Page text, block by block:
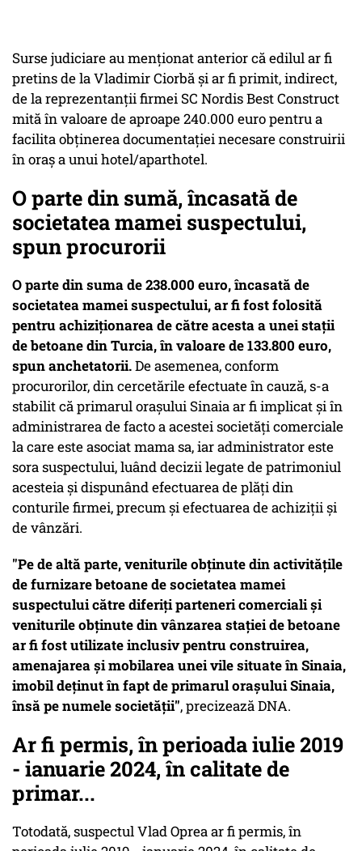
Surse judiciare au menţionat anterior că edilul ar fi
pretins de la Vladimir Ciorbă şi ar fi primit, indirect,
de la reprezentanţii firmei SC Nordis Best Construct
mită în valoare de aproape 240.000 euro pentru a
facilita obţinerea documentaţiei necesare construirii
în oraş a unui hotel/aparthotel.
O parte din sumă, încasată de
societatea mamei suspectului,
spun procurorii
O parte din suma de 238.000 euro, încasată de
societatea mamei suspectului, ar fi fost folosită
pentru achiziţionarea de către acesta a unei staţii
de betoane din Turcia, în valoare de 133.800 euro,
spun anchetatorii.De asemenea, conform
procurorilor, din cercetările efectuate în cauză, s-a
stabilit că primarul oraşului Sinaia ar fi implicat şi în
administrarea de facto a acestei societăţi comerciale
la care este asociat mama sa, iar administrator este
sora suspectului, luând decizii legate de patrimoniul
acesteia şi dispunând efectuarea de plăţi din
conturile firmei, precum şi efectuarea de achiziţii şi
de vânzări.
"Pe de altă parte, veniturile obţinute din activităţile
de furnizare betoane de societatea mamei
suspectului către diferiţi parteneri comerciali şi
veniturile obţinute din vânzarea staţiei de betoane
ar fi fost utilizate inclusiv pentru construirea,
amenajarea şi mobilarea unei vile situate în Sinaia,
imobil deţinut în fapt de primarul oraşului Sinaia,
însă pe numele societăţii", precizează DNA.
Ar fi permis, în perioada iulie 2019
- ianuarie 2024, în calitate de
primar...
Totodată, suspectul Vlad Oprea ar fi permis, în